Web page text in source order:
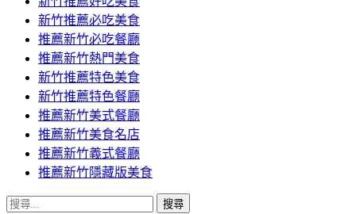
新竹推薦必吃美食
推薦新竹必吃餐廳
推薦新竹熱門美食
新竹推薦特色美食
新竹推薦特色餐廳
推薦新竹美式餐廳
推薦新竹美食名店
推薦新竹義式餐廳
推薦新竹隱藏版美食
搜